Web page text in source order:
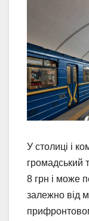
У столиці і
громадський
8 грн і може
залежно від